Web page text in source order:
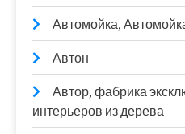
Автомойка,
Автон
Автор, фабрика
интерьеров из дерева